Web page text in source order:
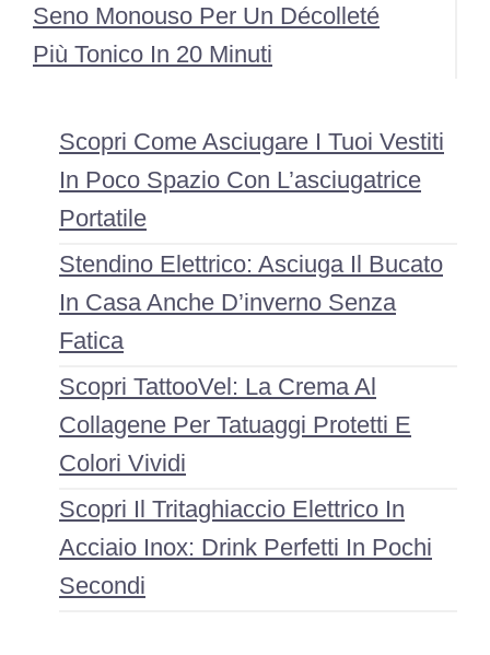
Seno Monouso Per Un Décolleté
Più Tonico In 20 Minuti
Scopri Come Asciugare I Tuoi Vestiti
In Poco Spazio Con L’asciugatrice
Portatile
Stendino Elettrico: Asciuga Il Bucato
In Casa Anche D’inverno Senza
Fatica
Scopri TattooVel: La Crema Al
Collagene Per Tatuaggi Protetti E
Colori Vividi
Scopri Il Tritaghiaccio Elettrico In
Acciaio Inox: Drink Perfetti In Pochi
Secondi